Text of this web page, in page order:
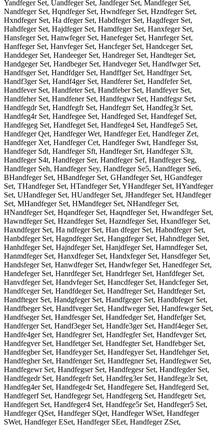
Yandfeger Set, Uandfeger Set, Jandfeger Set, Mandfeger Set,
Nandfeger Set, Hqndfeger Set, Hwndfeger Set, Hzndfeger Set,
Hxndfeger Set, Ha dfeger Set, Habdfeger Set, Hagdfeger Set,
Hahdfeger Set, Hajdfeger Set, Hamdfeger Set, Hanxfeger Set,
Hansfeger Set, Hanwfeger Set, Hanefeger Set, Hanrfeger Set,
Hanffeger Set, Hanvfeger Set, Hancfeger Set, Handceger Set,
Handdeger Set, Handeeger Set, Handreger Set, Handteger Set,
Handgeger Set, Handbeger Set, Handveger Set, Handfwger Set,
Handfsger Set, Handfdger Set, Handffger Set, Handfrger Set,
Handf3ger Set, Handf4ger Set, Handferer Set, Handfefer Set,
Handfever Set, Handfeter Set, Handfeber Set, Handfeyer Set,
Handfeher Set, Handfener Set, Handfegwr Set, Handfegsr Set,
Handfegdr Set, Handfegfr Set, Handfegrr Set, Handfeg3r Set,
Handfeg4r Set, Handfegee Set, Handfeged Set, Handfegef Set,
Handfegeg Set, Handfeget Set, Handfege4 Set, Handfege5 Set,
Handfeger Qet, Handfeger Wet, Handfeger Eet, Handfeger Zet,
Handfeger Xet, Handfeger Cet, Handfeger Swt, Handfeger Sst,
Handfeger Sdt, Handfeger Sft, Handfeger Srt, Handfeger S3t,
Handfeger S4t, Handfeger Ser, Handfeger Sef, Handfeger Seg,
Handfeger Seh, Handfeger Sey, Handfeger Se5, Handfeger Se6,
BHandfeger Set, HBandfeger Set, GHandfeger Set, HGandfeger
Set, THandfeger Set, HTandfeger Set, YHandfeger Set, HYandfeger
Set, UHandfeger Set, HUandfeger Set, JHandfeger Set, HJandfeger
Set, MHandfeger Set, HMandfeger Set, NHandfeger Set,
HNandfeger Set, Hqandfeger Set, Haqndfeger Set, Hwandfeger Set,
Hawndfeger Set, Hzandfeger Set, Hazndfeger Set, Hxandfeger Set,
Haxndfeger Set, Ha ndfeger Set, Han dfeger Set, Habndfeger Set,
Hanbdfeger Set, Hagndfeger Set, Hangdfeger Set, Hahndfeger Set,
Hanhdfeger Set, Hajndfeger Set, Hanjdfeger Set, Hamndfeger Set,
Hanmdfeger Set, Hanxdfeger Set, Handxfeger Set, Hansdfeger Set,
Handsfeger Set, Hanwdfeger Set, Handwfeger Set, Hanedfeger Set,
Handefeger Set, Hanrdfeger Set, Handrfeger Set, Hanfdfeger Set,
Hanvdfeger Set, Handvfeger Set, Hancdfeger Set, Handcfeger Set,
Handfceger Set, Handfdeger Set, Handfreger Set, Handtfeger Set,
Handfteger Set, Handgfeger Set, Handfgeger Set, Handbfeger Set,
Handfbeger Set, Handfveger Set, Handfweger Set, Handfewger Set,
Handfseger Set, Handfesger Set, Handfedger Set, Handfefger Set,
Handferger Set, Handf3eger Set, Handfe3ger Set, Handf4eger Set,
Handfe4ger Set, Handfegrer Set, Handfegfer Set, Handfevger Set,
Handfegver Set, Handfetger Set, Handfegter Set, Handfebger Set,
Handfegber Set, Handfeyger Set, Handfegyer Set, Handfehger Set,
Handfegher Set, Handfenger Set, Handfegner Set, Handfegwer Set,
Handfegewr Set, Handfegser Set, Handfegesr Set, Handfegder Set,
Handfegedr Set, Handfegefr Set, Handfeg3er Set, Handfege3r Set,
Handfeg4er Set, Handfege4r Set, Handfegere Set, Handfegerd Set,
Handfegerf Set, Handfegegr Set, Handfegerg Set, Handfegetr Set,
Handfegert Set, Handfeger4 Set, Handfege5r Set, Handfeger5 Set,
Handfeger QSet, Handfeger SQet, Handfeger WSet, Handfeger
SWet, Handfeger ESet, Handfeger SEet, Handfeger ZSet,